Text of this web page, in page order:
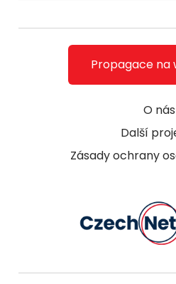
O nás
Další
Zásady ochrany
Propagace na